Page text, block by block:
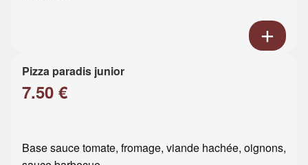
Pizza paradis junior
7.50 €
Base sauce tomate, fromage, viande hachée, oignons,